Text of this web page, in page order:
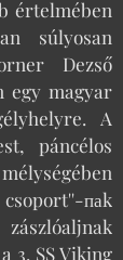
értelmében
súlyosan
Dezső
egy magyar
A
páncélos
паk
3. SS Viking